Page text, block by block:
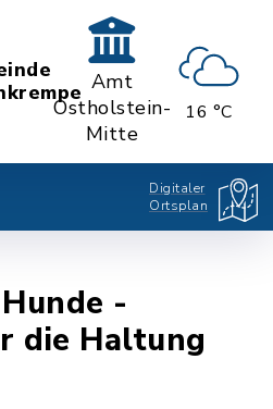
Amt
Ostholstein-
Mitte
16 °C
Digitaler
Ortsplan
-
die Haltung